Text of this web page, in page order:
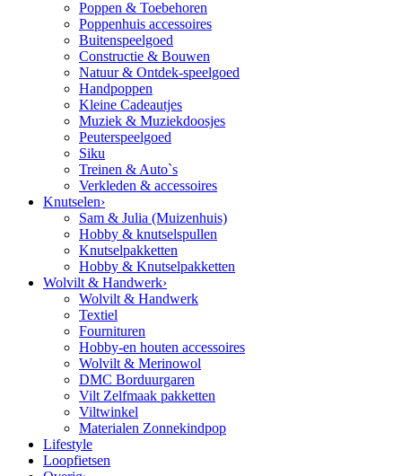
Poppen & Toebehoren
Poppenhuis accessoires
Buitenspeelgoed
Constructie & Bouwen
Natuur & Ontdek-speelgoed
Handpoppen
Kleine Cadeautjes
Muziek & Muziekdoosjes
Peuterspeelgoed
Siku
Treinen & Auto`s
Verkleden & accessoires
Knutselen›
Sam & Julia (Muizenhuis)
Hobby & knutselspullen
Knutselpakketten
Hobby & Knutselpakketten
Wolvilt & Handwerk›
Wolvilt & Handwerk
Textiel
Fournituren
Hobby-en houten accessoires
Wolvilt & Merinowol
DMC Borduurgaren
Vilt Zelfmaak pakketten
Viltwinkel
Materialen Zonnekindpop
Lifestyle
Loopfietsen